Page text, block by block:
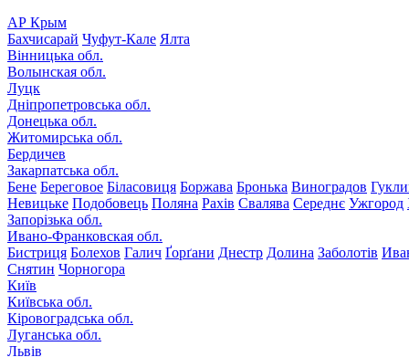
АР Крым
Бахчисарай Чуфут-Кале Ялта
Вінницька обл.
Волынская обл.
Луцк
Дніпропетровська обл.
Донецька обл.
Житомирська обл.
Бердичев
Закарпатська обл.
Бене Береговое Біласовиця Боржава Бронька Виноградов
Невицьке Подобовець Поляна Рахів Свалява Середнє Ужгород
Запорізька обл.
Ивано-Франковская обл.
Бистриця Болехов Галич Ґорґани Днестр Долина Заболотів
Снятин Чорногора
Київ
Київська обл.
Кіровоградська обл.
Луганська обл.
Львів